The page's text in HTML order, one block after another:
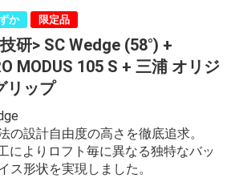
か 限定品
研> SC Wedge (58°) +
MODUS 105 S + 三浦 オリジ
リップ
の設計自由度の高さを徹底追求。
によりロフト毎に異なる独特なバッ
ス形状を実現しました。